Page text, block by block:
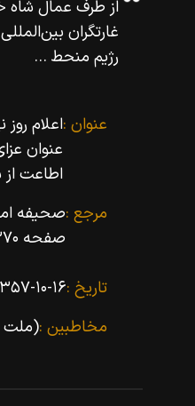
از طرف عمال شاه
غارتگران
رژيم منحط ...
عنوان :اعلام
عنوان
اطاعت
مرجع :صحیفه
صفحه ۳۷۰
تاریخ :۱۳۵۷-۱۰-
مخاطبین :(ملت